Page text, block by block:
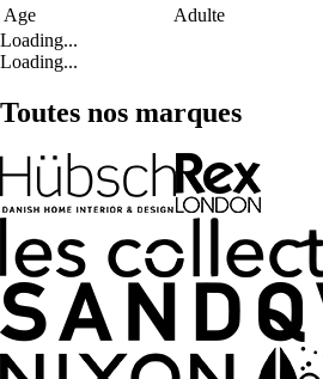
Age
Adulte
Loading...
Loading...
Toutes nos marques